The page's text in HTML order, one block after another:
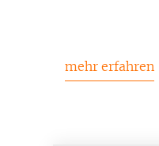
mehr erfahren